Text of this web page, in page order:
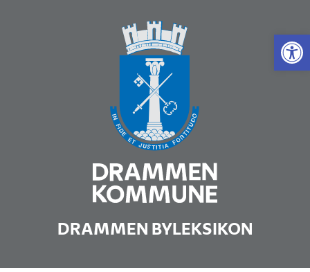
Vis
DRAMMEN BYLEKSIKON